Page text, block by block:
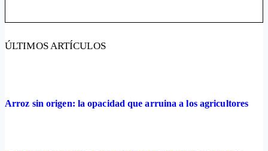
ÚLTIMOS ARTÍCULOS
Arroz sin origen: la opacidad que arruina a los agricultores